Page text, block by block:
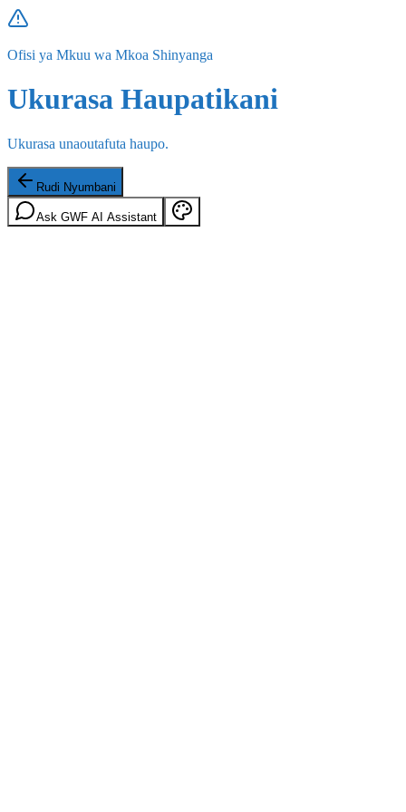
Ofisi ya Mkuu wa Mkoa Shinyanga
Ukurasa Haupatikani
Ukurasa unaoutafuta haupo.
Rudi Nyumbani
Ask GWF AI Assistant